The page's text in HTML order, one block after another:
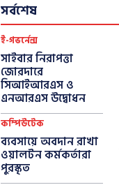
সর্বশেষ
ই-গভর্নেন্স
সাইবার নিরাপত্তা
জোরদারে
সিআইআরএস ও
এনআরএস উদ্বোধন
কম্পিউটেক
ব্যবসায়ে অবদান রাখা
ওয়ালটন কর্মকর্তারা
পুরস্কৃত